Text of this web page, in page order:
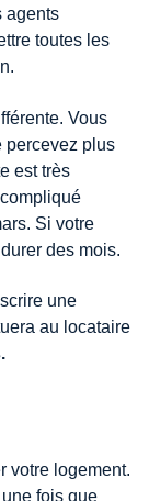
agents
toutes les
Vous
percevez plus
est très
Si votre
des mois.
une
au locataire
votre logement.
fois que